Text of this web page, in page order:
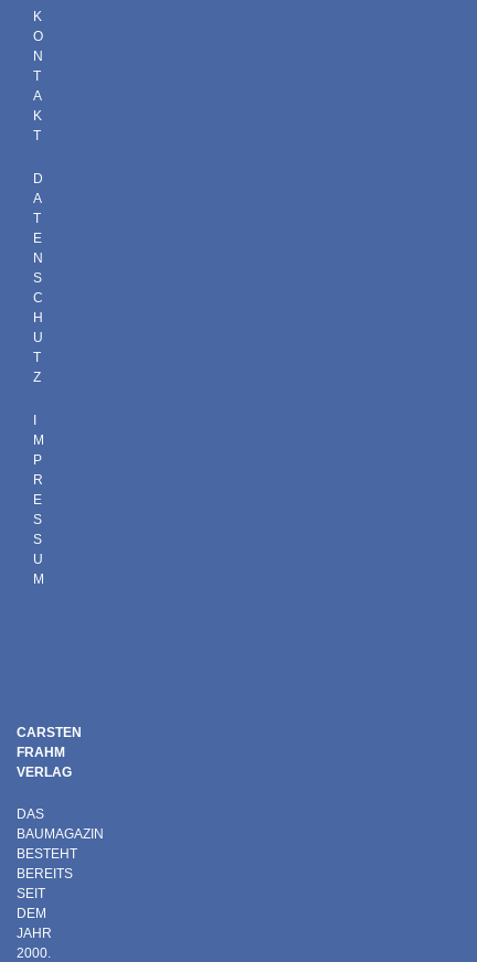
K
O
N
T
A
K
T
D
A
T
E
N
S
C
H
U
T
Z
M
P
R
E
S
S
U
M
CARSTEN
FRAHM
VERLAG
DAS
BAUMAGAZIN
BESTEHT
BEREITS
SEIT
DEM
JAHR
2000.